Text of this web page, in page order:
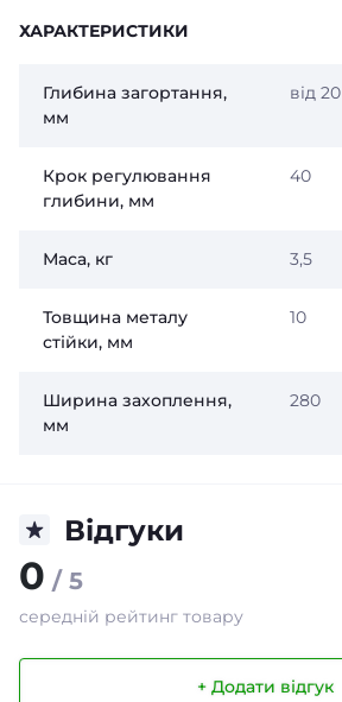
ХАРАКТЕРИСТИКИ
Глибина загортання,
мм
від 20
Крок регулювання
глибини, мм
40
Маса, кг 3,5
Товщина металу
стійки, мм
10
Ширина захоплення,
мм
280
Відгуки
0 / 5
середній рейтинг товару
+ Додати відгук